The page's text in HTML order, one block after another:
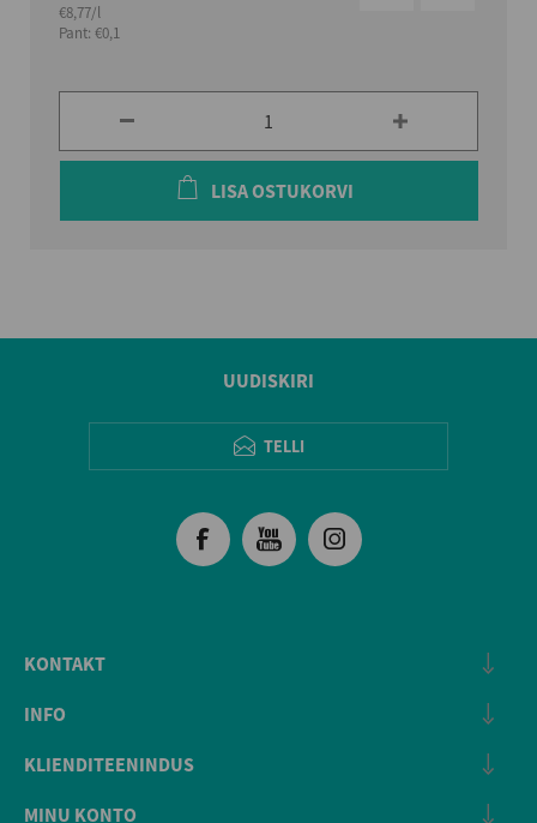
€8,77/l
Pant: €0,1
LISA OSTUKORVI
UUDISKIRI
TELLI
KONTAKT
INFO
KLIENDITEENINDUS
MINU KONTO